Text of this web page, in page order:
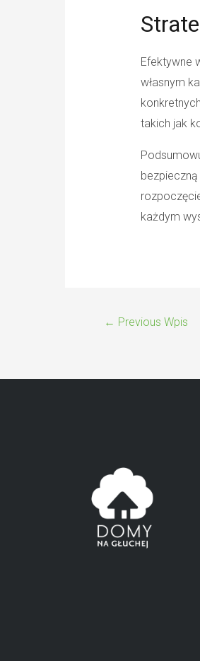
Efektywne
własnym
takich jak
każdym
← Previous Wpis